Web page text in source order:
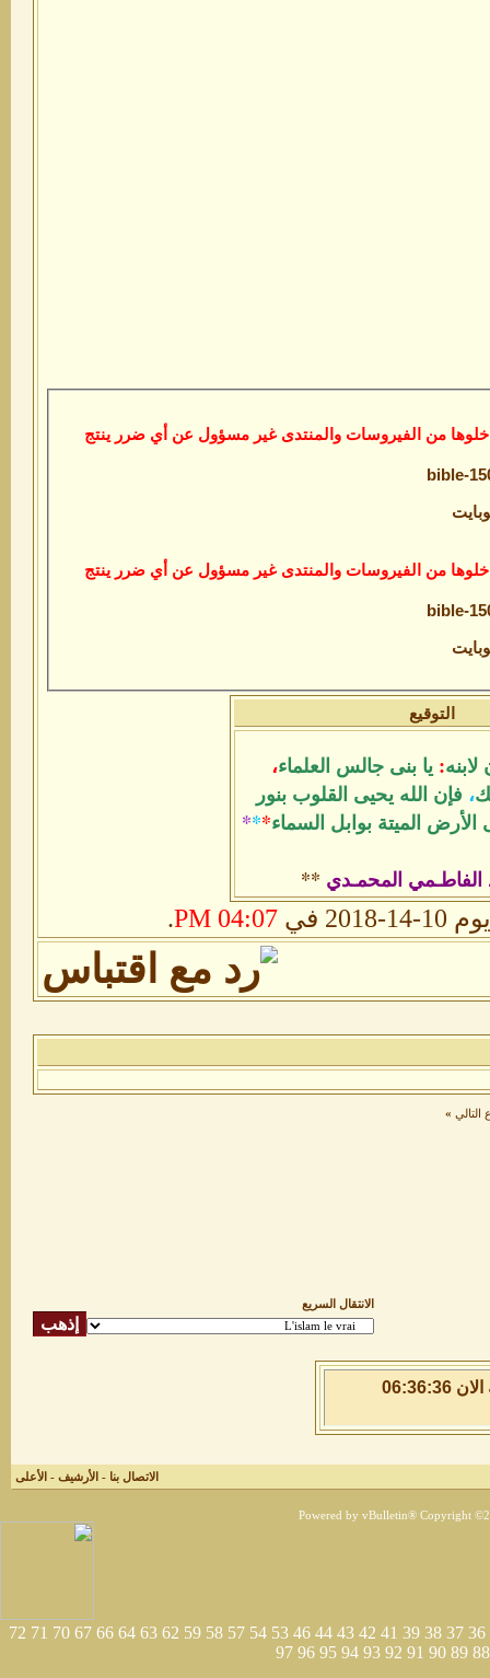
من الفيروسات والمنتدى غير مسؤول عن أي ضرر ينتج
bible-
من الفيروسات والمنتدى غير مسؤول عن أي ضرر ينتج
bible-
التوقيع
: يا بنى جالس العلماء،
، فإن الله يحيى القلوب بنور
الميتة بوابل السماء*
*
*
الفاطـمي المحمـدي **
في 04:07 PM
.
التالي »
الانتقال السريع
الاحد 9 من اغسطس 2026 , الساعة الان 06:36:37
الاتصال بنا - الأرشيف - الأعلى
Powered by vBulletin® Copyright
36
37
38
39
41
42
43
44
46
53
54
57
58
59
62
63
64
66
67
70
71
72
88
89
90
91
92
93
94
95
96
97